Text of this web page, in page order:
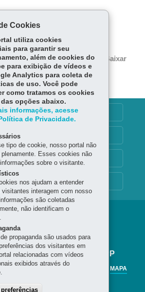
ce
bo
ok
Tw
itt
er
ts
Ap
p
Início Imprimir Baixar
INSTITUCIONAL
PÚBLICA DO PARANÁ - BPP
Centro MAPA
Cookies
utiliza cookies
para garantir seu
além de cookies do
para exibição de vídeos e
Analytics para coleta de
de uso. Você pode
como tratamos os cookies
opções abaixo.
informações, acesse
de Privacidade.
tipo de cookie, nosso portal não
plenamente. Esses cookies não
sobre o visitante.
nos ajudam a entender
visitantes interagem com nosso
são coletadas
não identificam o
propaganda são usados para
dos visitantes em
relacionadas com vídeos
exibidos através do